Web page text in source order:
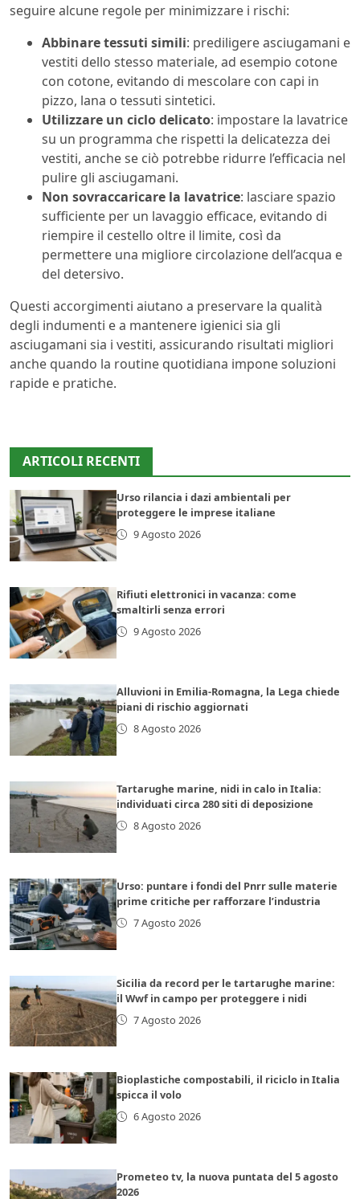
seguire alcune regole per minimizzare i rischi:
Abbinare tessuti simili: prediligere asciugamani e
vestiti dello stesso materiale, ad esempio cotone
con cotone, evitando di mescolare con capi in
pizzo, lana o tessuti sintetici.
Utilizzare un ciclo delicato: impostare la lavatrice
su un programma che rispetti la delicatezza dei
vestiti, anche se ciò potrebbe ridurre l’efficacia nel
pulire gli asciugamani.
Non sovraccaricare la lavatrice: lasciare spazio
sufficiente per un lavaggio efficace, evitando di
riempire il cestello oltre il limite, così da
permettere una migliore circolazione dell’acqua e
del detersivo.
Questi accorgimenti aiutano a preservare la qualità
degli indumenti e a mantenere igienici sia gli
asciugamani sia i vestiti, assicurando risultati migliori
anche quando la routine quotidiana impone soluzioni
rapide e pratiche.
ARTICOLI RECENTI
Urso rilancia i dazi ambientali per
proteggere le imprese italiane
9 Agosto 2026
Rifiuti elettronici in vacanza: come
smaltirli senza errori
9 Agosto 2026
Alluvioni in Emilia-Romagna, la Lega chiede
piani di rischio aggiornati
8 Agosto 2026
Tartarughe marine, nidi in calo in Italia:
individuati circa 280 siti di deposizione
8 Agosto 2026
Urso: puntare i fondi del Pnrr sulle materie
prime critiche per rafforzare l’industria
7 Agosto 2026
Sicilia da record per le tartarughe marine:
il Wwf in campo per proteggere i nidi
7 Agosto 2026
Bioplastiche compostabili, il riciclo in Italia
spicca il volo
6 Agosto 2026
Prometeo tv, la nuova puntata del 5 agosto
2026